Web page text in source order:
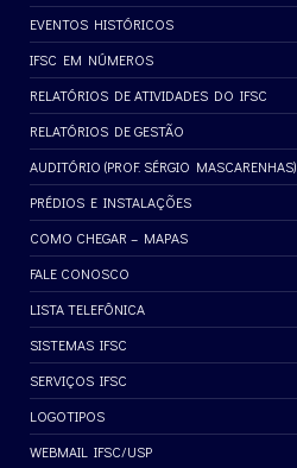
EVENTOS HISTÓRICOS
IFSC EM NÚMEROS
RELATÓRIOS DE ATIVIDADES DO IFSC
RELATÓRIOS DE GESTÃO
AUDITÓRIO (PROF. SÉRGIO MASCARENHAS)
PRÉDIOS E INSTALAÇÕES
COMO CHEGAR – MAPAS
FALE CONOSCO
LISTA TELEFÔNICA
SISTEMAS IFSC
SERVIÇOS IFSC
LOGOTIPOS
WEBMAIL IFSC/USP